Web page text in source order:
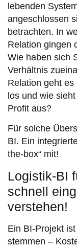
lebenden
angeschlossen
betrachten. In
Relation gingen
Wie haben sich
Verhältnis
Relation geht
los und wie
Profit aus?
Für solche
BI. Ein
the-box“ mit!
Logistik-BI
schnell
verstehen!
Ein BI-Projekt
stemmen –